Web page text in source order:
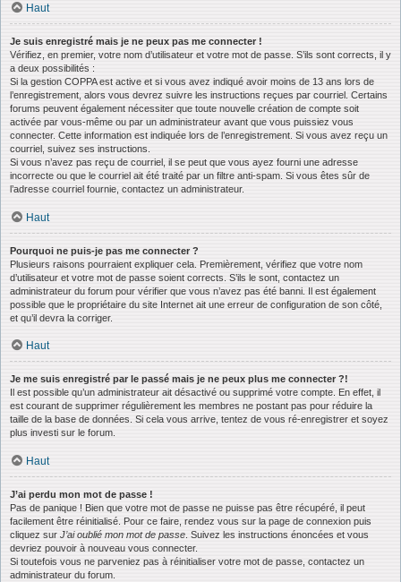
Haut
Je suis enregistré mais je ne peux pas me connecter !
Vérifiez, en premier, votre nom d’utilisateur et votre mot de passe. S’ils sont corrects, il y
a deux possibilités :
Si la gestion COPPA est active et si vous avez indiqué avoir moins de 13 ans lors de
l’enregistrement, alors vous devrez suivre les instructions reçues par courriel. Certains
forums peuvent également nécessiter que toute nouvelle création de compte soit
activée par vous-même ou par un administrateur avant que vous puissiez vous
connecter. Cette information est indiquée lors de l’enregistrement. Si vous avez reçu un
courriel, suivez ses instructions.
Si vous n’avez pas reçu de courriel, il se peut que vous ayez fourni une adresse
incorrecte ou que le courriel ait été traité par un filtre anti-spam. Si vous êtes sûr de
l’adresse courriel fournie, contactez un administrateur.
Haut
Pourquoi ne puis-je pas me connecter ?
Plusieurs raisons pourraient expliquer cela. Premièrement, vérifiez que votre nom
d’utilisateur et votre mot de passe soient corrects. S’ils le sont, contactez un
administrateur du forum pour vérifier que vous n’avez pas été banni. Il est également
possible que le propriétaire du site Internet ait une erreur de configuration de son côté,
et qu’il devra la corriger.
Haut
Je me suis enregistré par le passé mais je ne peux plus me connecter ?!
Il est possible qu’un administrateur ait désactivé ou supprimé votre compte. En effet, il
est courant de supprimer régulièrement les membres ne postant pas pour réduire la
taille de la base de données. Si cela vous arrive, tentez de vous ré-enregistrer et soyez
plus investi sur le forum.
Haut
J’ai perdu mon mot de passe !
Pas de panique ! Bien que votre mot de passe ne puisse pas être récupéré, il peut
facilement être réinitialisé. Pour ce faire, rendez vous sur la page de connexion puis
cliquez sur J’ai oublié mon mot de passe . Suivez les instructions énoncées et vous
devriez pouvoir à nouveau vous connecter.
Si toutefois vous ne parveniez pas à réinitialiser votre mot de passe, contactez un
administrateur du forum.